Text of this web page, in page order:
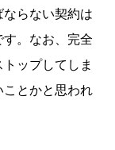
らない契約は
。なお、完全
ップしてしま
ことかと思われ